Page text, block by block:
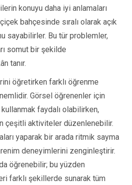
konuyu daha iyi anlamaları
bahçesinde sıralı olarak açık
sayabilirler. Bu tür problemler,
somut bir şekilde
tanır.
öğretirken farklı öğrenme
Görsel öğrenenler için
faydalı olabilirken,
çeşitli aktiviteler düzenlenebilir.
yaparak bir arada ritmik sayma
deneyimlerini zenginleştirir.
öğrenebilir; bu yüzden
farklı şekillerde sunarak tüm